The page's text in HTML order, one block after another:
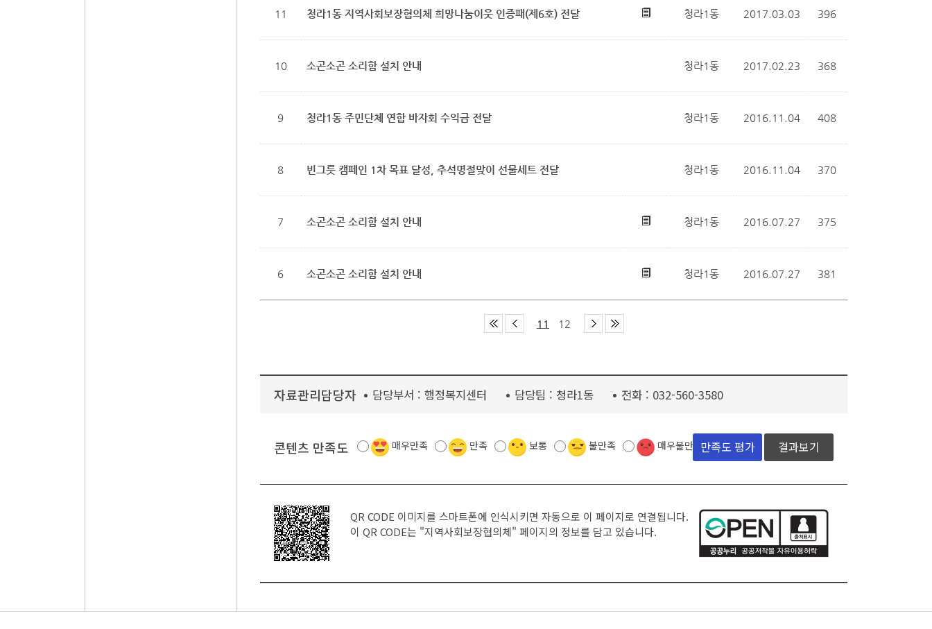
11 청라1동 지역사회보장협의체 희망나눔이웃 인증패(제6호) 전달 청라1동 2017.03.03 396
10 소곤소곤 소리함 설치 안내 청라1동 2017.02.23 368
9 청라1동 주민단체 연합 바자회 수익금 전달 청라1동 2016.11.04 408
8 빈그릇 캠페인 1차 목표 달성, 추석명절맞이 선물세트 전달 청라1동 2016.11.04 370
7 소곤소곤 소리함 설치 안내 청라1동 2016.07.27 375
6 소곤소곤 소리함 설치 안내 청라1동 2016.07.27 381
11 12
자료관리담당자 담당부서 : 행정복지센터 담당팀 : 청라1동 전화 : 032-560-3580
콘텐츠 만족도 매우만족 만족 보통 불만족 매우불만족 결과보기
QR CODE 이미지를 스마트폰에 인식시키면 자동으로 이 페이지로 연결됩니다.
이 QR CODE는 "지역사회보장협의체" 페이지의 정보를 담고 있습니다.